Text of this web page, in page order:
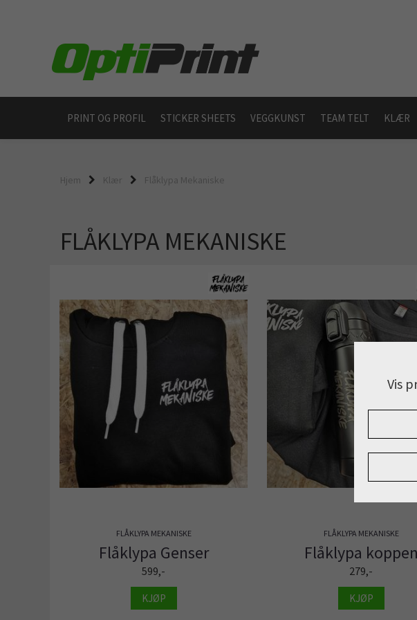
PRINT OG PROFIL STICKER SHEETS VEGGKUNST TEAM TELT KLÆR
Hjem Klær Flåklypa Mekaniske
FLÅKLYPA MEKANISKE
FLÅKLYPA MEKANISKE
Flåklypa Genser
599,-
KJØP
FLÅKLYPA MEKANISKE
Flåklypa koppen
279,-
KJØP
Vis